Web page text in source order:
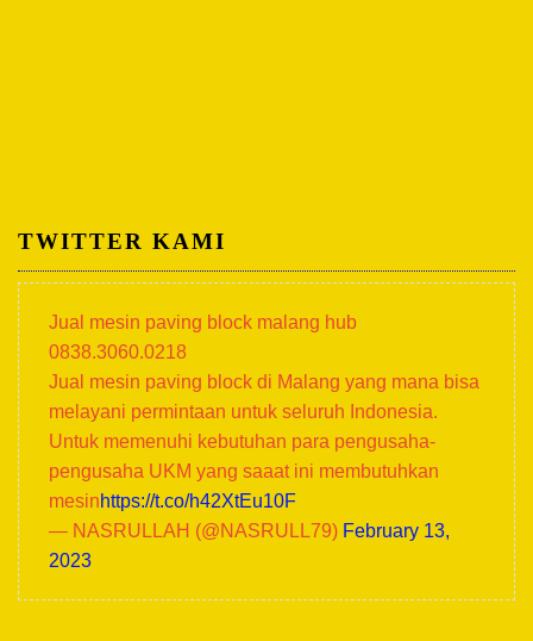
TWITTER KAMI
Jual mesin paving block malang hub
0838.3060.0218
Jual mesin paving block di Malang yang mana bisa
melayani permintaan untuk seluruh Indonesia.
Untuk memenuhi kebutuhan para pengusaha-
pengusaha UKM yang saaat ini membutuhkan
mesinhttps://t.co/h42XtEu10F
— NASRULLAH (@NASRULL79) February 13,
2023